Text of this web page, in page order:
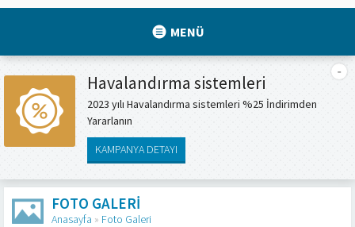
MENÜ
Havalandırma sistemleri
2023 yılı Havalandırma sistemleri %25 İndirimden
Yararlanın
KAMPANYA DETAYI
FOTO GALERI
Anasayfa » Foto Galeri